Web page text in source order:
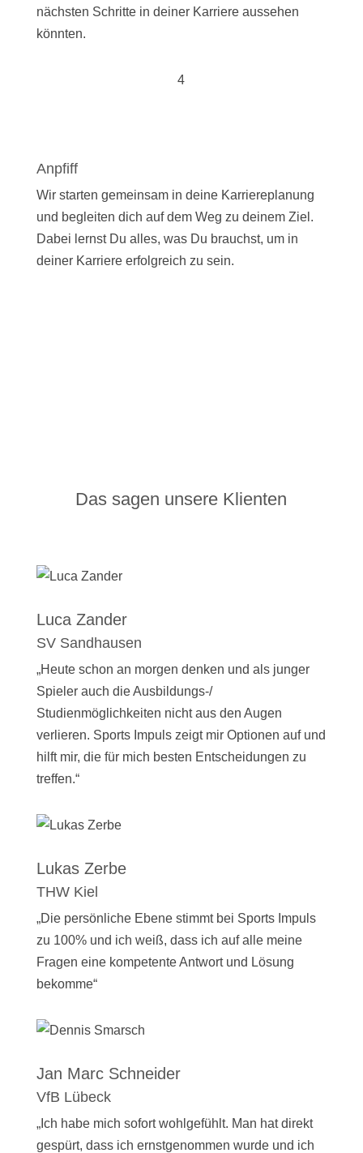
nächsten Schritte in deiner Karriere aussehen
könnten.
4
Anpfiff
Wir starten gemeinsam in deine Karriereplanung
und begleiten dich auf dem Weg zu deinem Ziel.
Dabei lernst Du alles, was Du brauchst, um in
deiner Karriere erfolgreich zu sein.
Das sagen unsere Klienten
Luca Zander
SV Sandhausen
„Heute schon an morgen denken und als junger
Spieler auch die Ausbildungs-/
Studienmöglichkeiten nicht aus den Augen
verlieren. Sports Impuls zeigt mir Optionen auf und
hilft mir, die für mich besten Entscheidungen zu
treffen.“
Lukas Zerbe
THW Kiel
„Die persönliche Ebene stimmt bei Sports Impuls
zu 100% und ich weiß, dass ich auf alle meine
Fragen eine kompetente Antwort und Lösung
bekomme“
Jan Marc Schneider
VfB Lübeck
„Ich habe mich sofort wohlgefühlt. Man hat direkt
gespürt, dass ich ernstgenommen wurde und ich